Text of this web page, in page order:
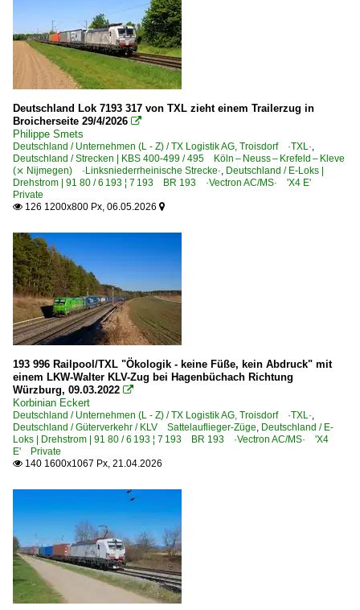
Deutschland Lok 7193 317 von TXL zieht einem Trailerzug in
Broicherseite 29/4/2026 
Philippe Smets
Deutschland / Unternehmen (L - Z) / TX Logistik AG, Troisdorf ·TXL·
Deutschland / Strecken | KBS 400-499 / 495 Köln – Neuss – Krefeld – Kleve
(⨯ Nijmegen) ·Linksniederrheinische Strecke· Deutschland / E-Loks |
Drehstrom | 91 80 / 6 193 ¦ 7 193 BR 193 ·Vectron AC/MS· 'X4 E'
Private
 126 1200x800 Px, 06.05.2026 
193 996 Railpool/TXL "Ökologik - keine Füße, kein Abdruck" mit
einem LKW-Walter KLV-Zug bei Hagenbüchach Richtung
Würzburg, 09.03.2022 
Korbinian Eckert
Deutschland / Unternehmen (L - Z) / TX Logistik AG, Troisdorf ·TXL·
Deutschland / Güterverkehr / KLV Sattelauflieger-Züge Deutschland / E-
Loks | Drehstrom | 91 80 / 6 193 ¦ 7 193 BR 193 ·Vectron AC/MS· 'X4
E' Private
 140 1600x1067 Px, 21.04.2026